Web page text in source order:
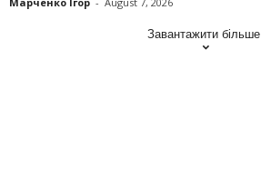
Завантажити більше